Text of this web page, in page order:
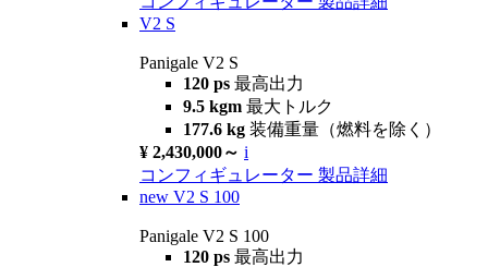
V2 S
Panigale V2 S
120 ps 最高出力
9.5 kgm 最大トルク
177.6 kg 装備重量（燃料を除く）
¥ 2,430,000～ i
コンフィギュレーター 製品詳細
new V2 S 100
Panigale V2 S 100
120 ps 最高出力